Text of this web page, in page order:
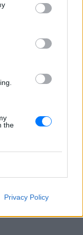
the
Privacy Policy
Google News
της ημέρας
στο Instagram